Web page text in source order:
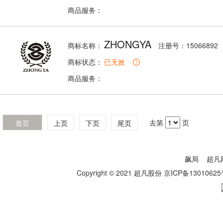
商品服务：
商标名称： ZHONGYA
注册号：15066892
商标状态： 已无效
商品服务：
首页 上页 下页 尾页 去第 页
飙局
超凡
Copyright © 2021 超凡股份 京ICP备